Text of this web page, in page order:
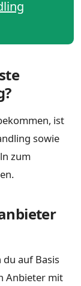
ist
sowie
zum
auf Basis
Anbieter mit